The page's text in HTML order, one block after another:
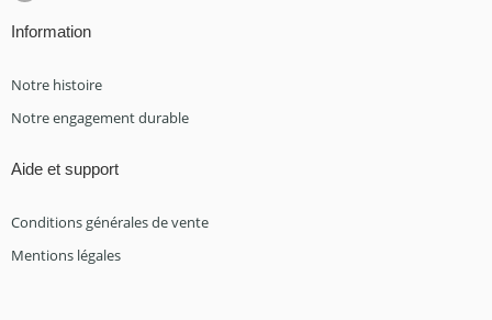
Information
Notre histoire
Notre engagement durable
Aide et support
Conditions générales de vente
Mentions légales